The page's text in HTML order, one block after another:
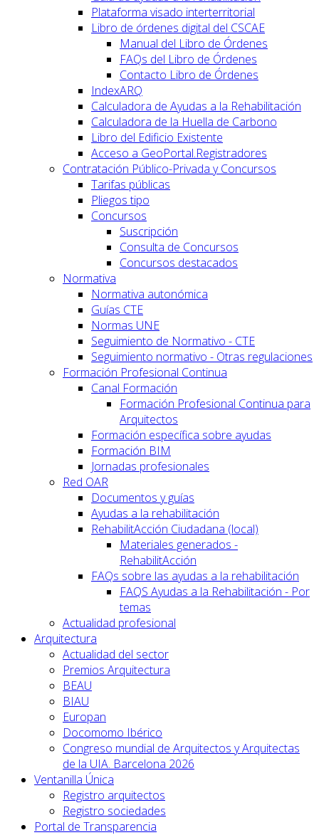
Plataforma visado interterritorial
Libro de órdenes digital del CSCAE
Manual del Libro de Órdenes
FAQs del Libro de Órdenes
Contacto Libro de Órdenes
IndexARQ
Calculadora de Ayudas a la Rehabilitación
Calculadora de la Huella de Carbono
Libro del Edificio Existente
Acceso a GeoPortal.Registradores
Contratación Público-Privada y Concursos
Tarifas públicas
Pliegos tipo
Concursos
Suscripción
Consulta de Concursos
Concursos destacados
Normativa
Normativa autonómica
Guías CTE
Normas UNE
Seguimiento de Normativo - CTE
Seguimiento normativo - Otras regulaciones
Formación Profesional Continua
Canal Formación
Formación Profesional Continua para
Arquitectos
Formación específica sobre ayudas
Formación BIM
Jornadas profesionales
Red OAR
Documentos y guías
Ayudas a la rehabilitación
RehabilitAcción Ciudadana (local)
Materiales generados -
RehabilitAcción
FAQs sobre las ayudas a la rehabilitación
FAQS Ayudas a la Rehabilitación - Por
temas
Actualidad profesional
Arquitectura
Actualidad del sector
Premios Arquitectura
BEAU
BIAU
Europan
Docomomo Ibérico
Congreso mundial de Arquitectos y Arquitectas
de la UIA. Barcelona 2026
Ventanilla Única
Registro arquitectos
Registro sociedades
Portal de Transparencia